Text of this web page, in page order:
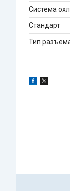
Система
Стандарт
Тип